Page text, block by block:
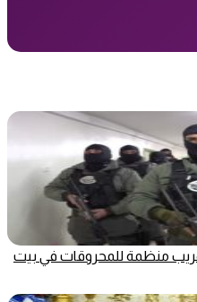
منظمة للمحروقات في بيت